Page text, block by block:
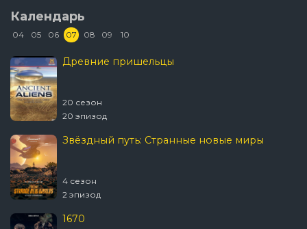
Календарь
04 05 06 07 08 09 10
Древние пришельцы
20 сезон
20 эпизод
Звёздный путь: Странные новые миры
4 сезон
2 эпизод
1670